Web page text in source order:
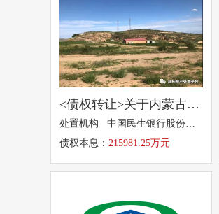
<债权转让>关于内蒙古东华能源有限责任公司215981.25万元本金及其利息债权拟转让的招商公告 ​
处置机构 中国民生银行股份有限公司
债权本息： 215981.25万元